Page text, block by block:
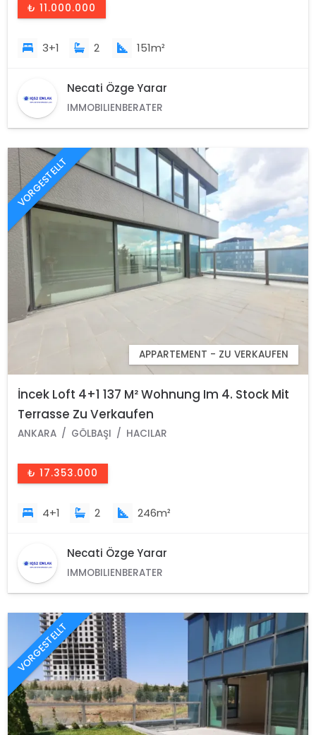
₺ 11.000.000
3+1 2 151m²
Necati Özge Yarar
IMMOBILIENBERATER
VORGESTELLT
APPARTEMENT - ZU VERKAUFEN
İncek Loft 4+1 137 M² Wohnung Im 4. Stock Mit
Terrasse Zu Verkaufen
ANKARA GÖLBAŞI HACILAR
₺ 17.353.000
4+1 2 246m²
Necati Özge Yarar
IMMOBILIENBERATER
VORGESTELLT